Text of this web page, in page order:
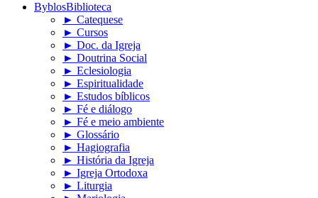
ByblosBiblioteca
► Catequese
► Cursos
► Doc. da Igreja
► Doutrina Social
► Eclesiologia
► Espiritualidade
► Estudos bíblicos
► Fé e diálogo
► Fé e meio ambiente
► Glossário
► Hagiografia
► História da Igreja
► Igreja Ortodoxa
► Liturgia